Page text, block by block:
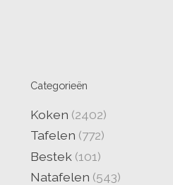
Categorieën
Koken (2402)
Tafelen (772)
Bestek (101)
Natafelen (543)